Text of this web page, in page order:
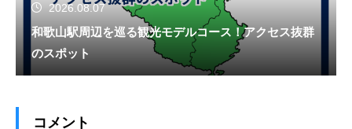
2026.08.07
和歌山駅周辺を巡る観光モデルコース！アクセス抜群
のスポット
コメント